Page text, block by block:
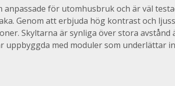
anpassade för utomhusbruk och är väl
Genom att erbjuda hög kontrast och
Skyltarna är synliga över stora avstånd
uppbyggda med moduler som underlättar